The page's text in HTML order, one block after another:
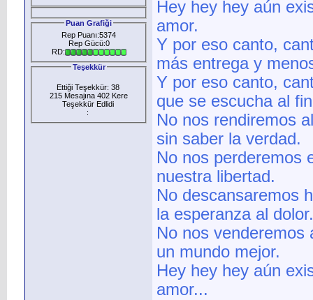
Puan Grafiği
Rep Puanı:5374
Rep Gücü:0
RD:
Teşekkür
Ettiği Teşekkür: 38
215 Mesajına 402 Kere
Teşekkür Edlidi
:
Hey hey hey aún
amor.
Y por eso canto,
más entrega y
Y por eso canto,
que se escucha al
No nos rendiremos
sin saber la verdad.
No nos perderemos
nuestra libertad.
No descansaremos
la esperanza al dolor.
No nos
un mundo mejor.
Hey hey hey aún
amor...